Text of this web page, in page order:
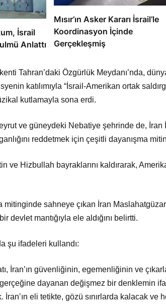
İsrail
Anlattı
Mısır’ın Asker Kararı İsrail’le
Koordinasyon İçinde
Gerçekleşmiş
Tahran’daki Özgürlük Meydanı’nda,
katılımıyla “İsrail-Amerikan ortak
kutlamayla sona erdi.
ve güneydeki Nebatiye şehrinde de,
reddetmek için çeşitli dayanışma
ve Hizbullah bayraklarını kaldırarak,
mitinginde sahneye çıkan İran
devlet mantığıyla ele aldığını belirtti.
şu ifadeleri kullandı:
İran’ın güvenliğinin, egemenliğinin ve
dayanan değişmez bir denklemin
eli tetikte, gözü sınırlarda kalacak ve